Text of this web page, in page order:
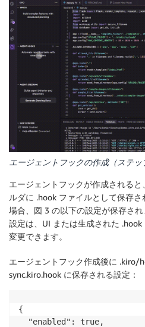
エージェントフックの作成（ステッ
エージェントフックが作成される
ルダに .hook ファイルとして保存
場合、図 3 の以下の設定が保存さ
設定は、UI または生成された
変更できます。
エージェントフック作成後に
sync.kiro.hook に保存される設定：
{
  "enabled": true,